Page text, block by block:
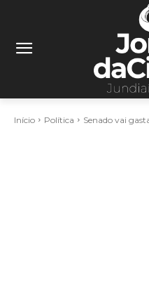
Início Política Senado vai